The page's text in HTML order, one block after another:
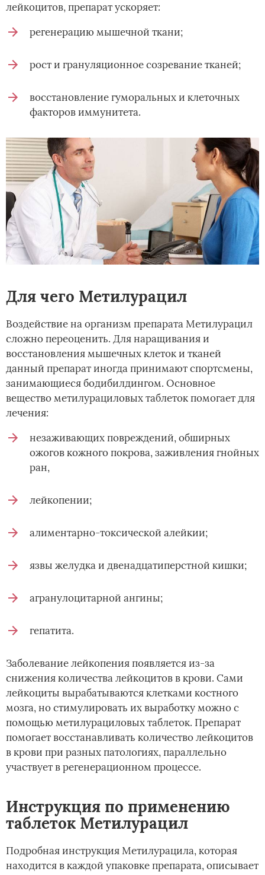
лейкоцитов, препарат ускоряет:
регенерацию мышечной ткани;
рост и грануляционное созревание тканей;
восстановление гуморальных и клеточных
факторов иммунитета.
Для чего Метилурацил
Воздействие на организм препарата Метилурацил
сложно переоценить. Для наращивания и
восстановления мышечных клеток и тканей
данный препарат иногда принимают спортсмены,
занимающиеся бодибилдингом. Основное
вещество метилурациловых таблеток помогает для
лечения:
незаживающих повреждений, обширных
ожогов кожного покрова, заживления гнойных
ран,
лейкопении;
алиментарно-токсической алейкии;
язвы желудка и двенадцатиперстной кишки;
агранулоцитарной ангины;
гепатита.
Заболевание лейкопения появляется из-за
снижения количества лейкоцитов в крови. Сами
лейкоциты вырабатываются клетками костного
мозга, но стимулировать их выработку можно с
помощью метилурациловых таблеток. Препарат
помогает восстанавливать количество лейкоцитов
в крови при разных патологиях, параллельно
участвует в регенерационном процессе.
Инструкция по применению
таблеток Метилурацил
Подробная инструкция Метилурацила, которая
находится в каждой упаковке препарата, описывает